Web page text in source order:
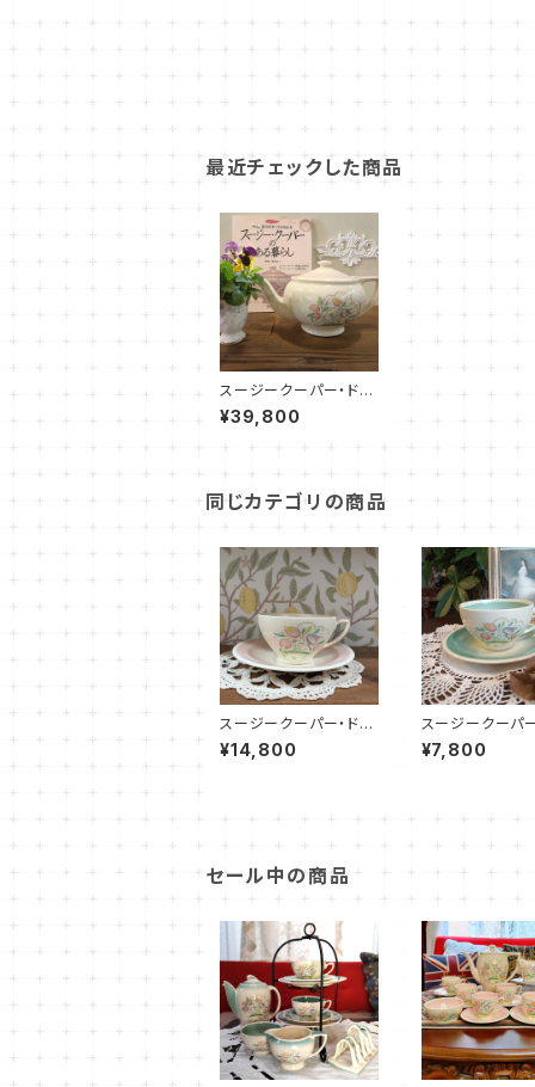
最近チェックした商品
スージークーパー・ドレ
スデンスプレイ・ティー
ポット（ピンク）SCDR0
096
¥39,800
同じカテゴリの商品
スージークーパー・ドレ
スデンスプレイ・C&S
（ピンク）SCDR0086
¥14,800
スージークーパ
スデンスプレイ
（グリーン）
¥7,800
セール中の商品